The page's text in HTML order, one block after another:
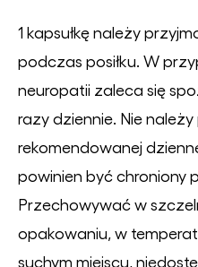
1 kapsułkę należy
podczas posiłku. W
neuropatii zaleca się
razy dziennie. Nie
rekomendowanej
powinien być chroniony
Przechowywać w
opakowaniu, w
suchym miejscu,